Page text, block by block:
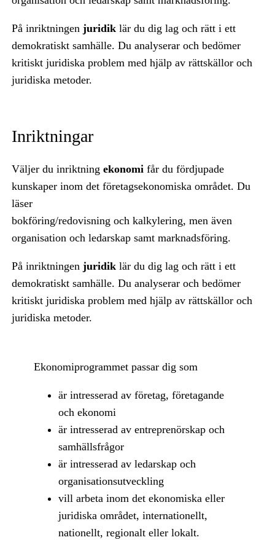
På inriktningen juridik lär du dig lag och rätt i ett
demokratiskt samhälle. Du analyserar och bedömer
kritiskt juridiska problem med hjälp av rättskällor och
juridiska metoder.
Inriktningar
Väljer du inriktning ekonomi får du fördjupade
kunskaper inom det företagsekonomiska området. Du
läser
bokföring/redovisning och kalkylering, men även
organisation och ledarskap samt marknadsföring.
På inriktningen juridik lär du dig lag och rätt i ett
demokratiskt samhälle. Du analyserar och bedömer
kritiskt juridiska problem med hjälp av rättskällor och
juridiska metoder.
Ekonomiprogrammet passar dig som
är intresserad av företag, företagande
och ekonomi
är intresserad av entreprenörskap och
samhällsfrågor
är intresserad av ledarskap och
organisationsutveckling
vill arbeta inom det ekonomiska eller
juridiska området, internationellt,
nationellt, regionalt eller lokalt.